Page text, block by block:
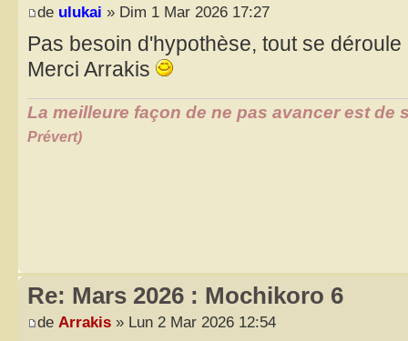
de ulukai » Dim 1 Mar 2026 17:27
Pas besoin d'hypothèse, tout se
Merci Arrakis
La meilleure façon de ne pas avancer est de
Prévert)
Re: Mars 2026 : Mochikoro 6
de Arrakis » Lun 2 Mar 2026 12:54